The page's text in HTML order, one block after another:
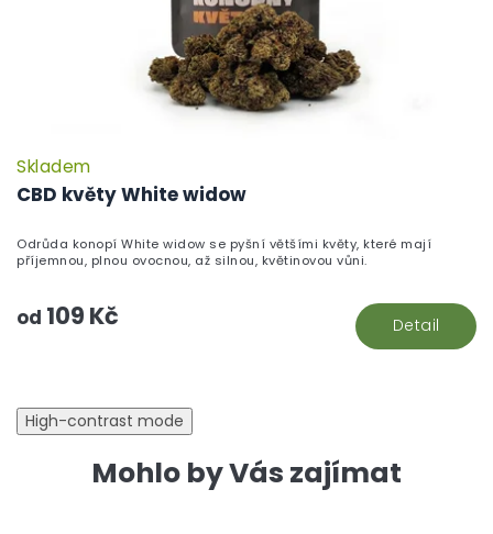
CBD květy White widow
Skladem
od 109 Kč Detail
Odrůda konopí White widow se pyšní většími květy, které mají
příjemnou, plnou ovocnou, až silnou, květinovou vůni.
High-contrast mode
Mohlo by Vás zajímat